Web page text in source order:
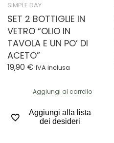
SIMPLE DAY
SET 2 BOTTIGLIE IN
VETRO “OLIO IN
TAVOLA E UN PO’ DI
ACETO”
19,90 € IVA inclusa
Aggiungi al carrello
Aggiungi alla lista
dei desideri